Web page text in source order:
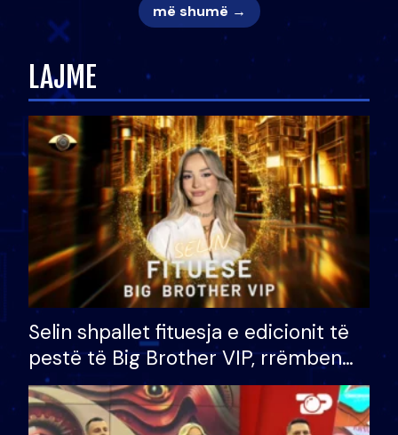
më shumë →
LAJME
Selin shpallet fituesja e edicionit të
pestë të Big Brother VIP, rrëmben
çmimin e madh prej 100 mijë eurosh